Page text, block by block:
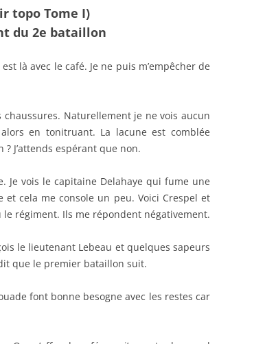
topo Tome I)
du 2e bataillon
là avec le café. Je ne puis m’empêcher de
Naturellement je ne vois aucun
en tonitruant. La lacune est comblée
J’attends espérant que non.
Je vois le capitaine Delahaye qui fume une
cela me console un peu. Voici Crespel et
régiment. Ils me répondent négativement.
le lieutenant Lebeau et quelques sapeurs
que le premier bataillon suit.
font bonne besogne avec les restes car